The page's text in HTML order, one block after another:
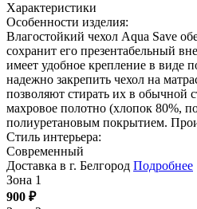
Характеристики
Особенности изделия:
Влагостойкий чехол Aqua Save
сохранит его презентабельный
имеет удобное крепление в виде
надежно закрепить чехол на
позволяют стирать их в обычной
махровое полотно (хлопок 80%,
полиуретановым покрытием.
Стиль интерьера:
Современный
Доставка в г. Белгород Подробнее
Зона 1
900 ₽